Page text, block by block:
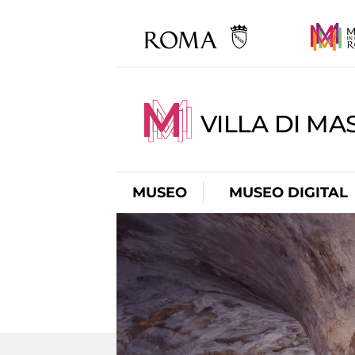
VILLA DI
MUSEO MUSEO DIGITAL